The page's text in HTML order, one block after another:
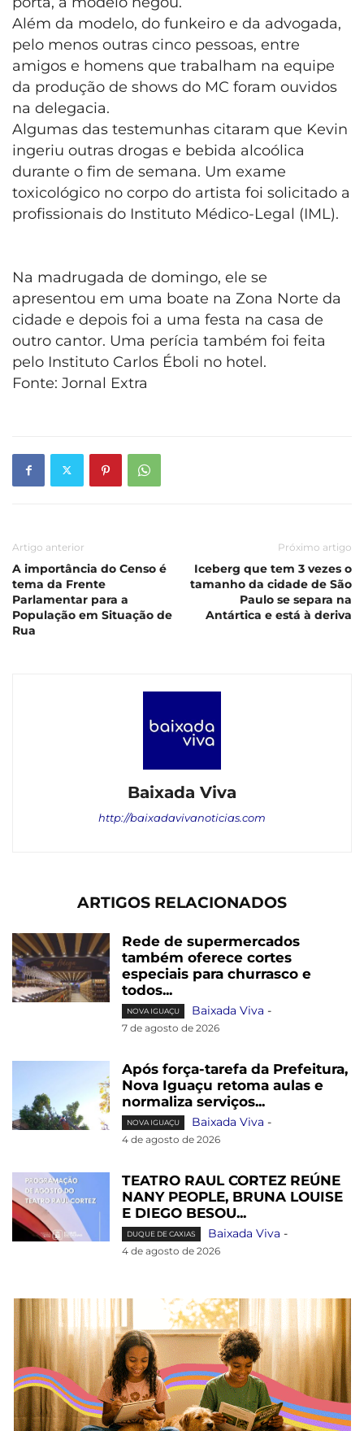
Além da modelo, do funkeiro e da advogada,
pelo menos outras cinco pessoas, entre
amigos e homens que trabalham na equipe
da produção de shows do MC foram ouvidos
na delegacia.
Algumas das testemunhas citaram que Kevin
ingeriu outras drogas e bebida alcoólica
durante o fim de semana. Um exame
toxicológico no corpo do artista foi solicitado a
profissionais do Instituto Médico-Legal (IML).
Na madrugada de domingo, ele se
apresentou em uma boate na Zona Norte da
cidade e depois foi a uma festa na casa de
outro cantor. Uma perícia também foi feita
pelo Instituto Carlos Éboli no hotel.
Fonte: Jornal Extra
Artigo anterior
A importância do Censo é
tema da Frente
Parlamentar para a
População em Situação de
Rua
Próximo artigo
Iceberg que tem 3 vezes o
tamanho da cidade de São
Paulo se separa na
Antártica e está à deriva
Baixada Viva
http://baixadavivanoticias.com
ARTIGOS RELACIONADOS
Rede de supermercados
também oferece cortes
especiais para churrasco e
todos...
NOVA IGUAÇU Baixada Viva -
7 de agosto de 2026
Após força-tarefa da Prefeitura,
Nova Iguaçu retoma aulas e
normaliza serviços...
NOVA IGUAÇU Baixada Viva -
4 de agosto de 2026
TEATRO RAUL CORTEZ REÚNE
NANY PEOPLE, BRUNA LOUISE
E DIEGO BESOU...
DUQUE DE CAXIAS Baixada Viva -
4 de agosto de 2026